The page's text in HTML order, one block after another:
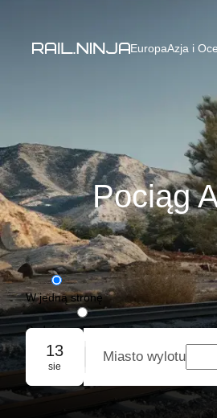
EuropaAzja i
Pociąg
W jedną stronę
Podróż w obie strony
Rezerwacja grupowa
13
sie
Miasto wylotu